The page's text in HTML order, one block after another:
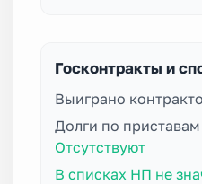
Госконтракты и
Выиграно
Долги по
Отсутствуют
В списках НП не